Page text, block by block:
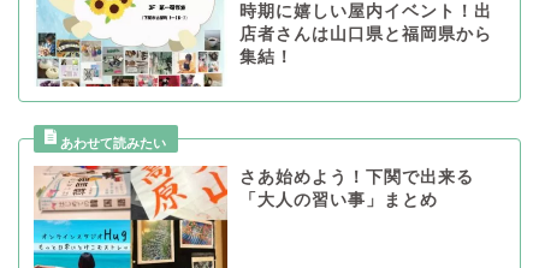
時期に嬉しい屋内イベント！出
店者さんは山口県と福岡県から
集結！
さあ始めよう！下関で出来る
「大人の習い事」まとめ